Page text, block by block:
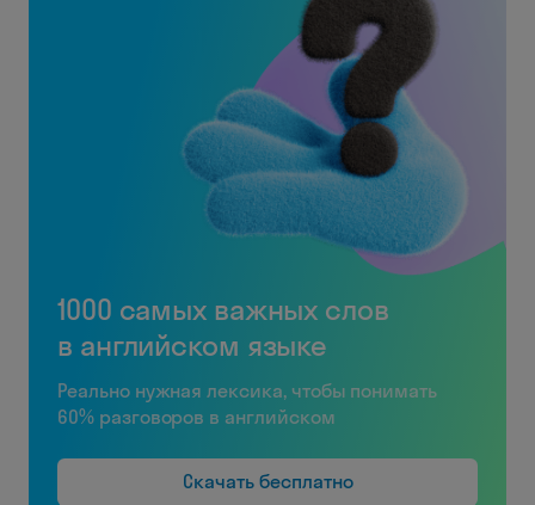
1000 самых важных слов
в английском языке
Реально нужная лексика, чтобы понимать
60% разговоров в английском
Скачать бесплатно